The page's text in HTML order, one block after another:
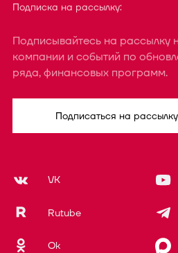
Подписка на рассылку:
Подписывайтесь на рассылку
компании и событий по
ряда, финансовых программ.
Подписаться на рассылку
VK
Rutube
Ok